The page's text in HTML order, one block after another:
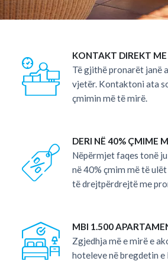
KONTAKT DIREKT
Të gjithë pronarët janë
vjetër. Kontaktoni ata
çmimin më të mirë.
DERI NË 40% ÇMIME
Nëpërmjet faqes tonë
në 40% çmim më të
të drejtpërdrejtë me
MBI 1.500
Zgjedhja më e mirë e
hoteleve në bregdetin